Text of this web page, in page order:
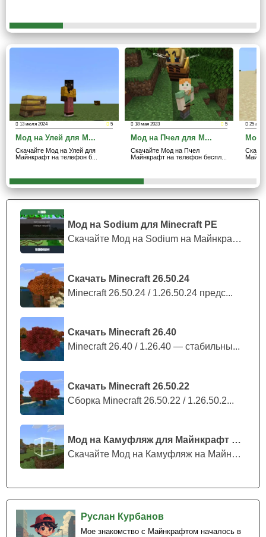
Мод на Sodium для Minecraft PE
Скачайте Мод на Sodium на Майнкрафт П...
Скачать Minecraft 26.50.24
Minecraft 26.50.24 / 1.26.50.24 предс...
Скачать Minecraft 26.40
Minecraft 26.40 / 1.26.40 — стабильны...
Скачать Minecraft 26.50.22
Сборка Minecraft 26.50.22 / 1.26.50.2...
Мод на Камуфляж для Майнкрафт ПЕ
Скачайте Мод на Камуфляж на Майнкрафт...
Руслан Курбанов
Мое знакомство с Майнкрафтом началось в
Мертвые земли
Завершает подборку модов дополнение, в котором
каждый найдет себе занятие в Майнкрафт ПЕ. Картина
напоминает землю после апокалипсиса. Здесь нет
никого, кроме Стива и опасной нечисти. По земле
ползают разные жуки,скорпионы и прочие мобы.
Чтобы выжить в таких страшных условиях, придется
тем, что попадет под руку.
13 июля 2024 5
Мод на Улей для M...
Скачайте Мод на Улей для
Майнкрафт на телефон б...
18 мая 2023 5
Мод на Пчел для M...
Скачайте Мод на Пчел
Майнкрафт на телефон беспл...
25
Мод